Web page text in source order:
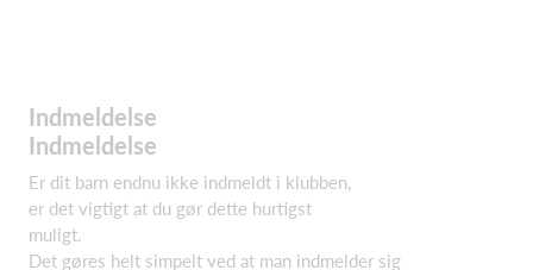
Indmeldelse
Indmeldelse
Er dit barn endnu ikke indmeldt i klubben,
er det vigtigt at du gør dette hurtigst
muligt.
Det gøres helt simpelt ved at man indmelder sig